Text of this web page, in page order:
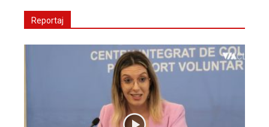
Reportaj